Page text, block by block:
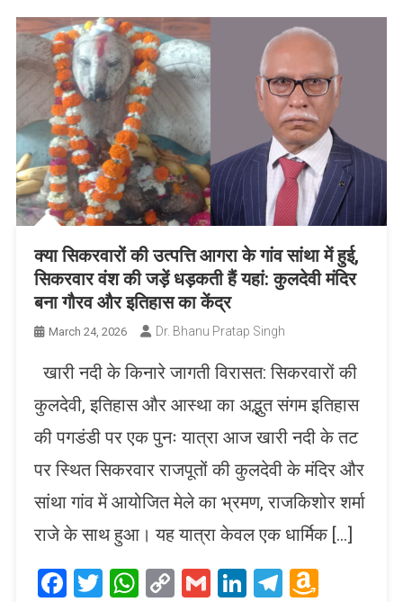
क्या सिकरवारों की उत्पत्ति आगरा के गांव सांथा में हुई,
सिकरवार वंश की जड़ें धड़कती हैं यहां: कुलदेवी मंदिर
बना गौरव और इतिहास का केंद्र
March 24, 2026 Dr. Bhanu Pratap Singh
खारी नदी के किनारे जागती विरासत: सिकरवारों की
कुलदेवी, इतिहास और आस्था का अद्भुत संगम इतिहास
की पगडंडी पर एक पुनः यात्रा आज खारी नदी के तट
पर स्थित सिकरवार राजपूतों की कुलदेवी के मंदिर और
सांथा गांव में आयोजित मेले का भ्रमण, राजकिशोर शर्मा
राजे के साथ हुआ। यह यात्रा केवल एक धार्मिक […]
Facebook
TwitterWhatsApp
CopyGmailLinkedIn
Telegram